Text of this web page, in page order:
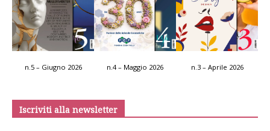
n.5 – Giugno 2026 n.4 – Maggio 2026 n.3 – Aprile 2026
Iscriviti alla newsletter